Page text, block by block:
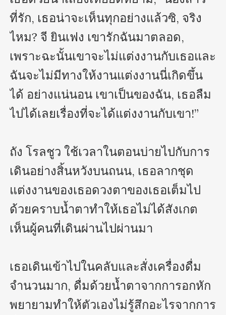
ที่รัก, เธอน่าจะเห็นทุกอย่างแล้วซิ, จริง
ไหม? จี ยินเฟง เขารักฉันมาตลอด,
เพราะฉะนั้นเขาจะไม่แต่งงานกับเธอและ
ฉันจะไม่มีทางให้งานแต่งงานนี่เกิดขึ้น
ได้ อย่างแน่นอน เขาเป็นของฉัน, เธอลืม
ไปได้เลยเรื่องที่จะได้แต่งงานกับเขา!”
ถัง โรลชูว ใช้เวลาในตอนบ่ายไปกับการ
เดินอย่างสิ้นหวังบนถนน, เธอลากชุด
แต่งงานของเธอดวงตาของเธอเต็มไป
ด้วยคราบน้ำตาทำให้เธอไม่ได้สังเกต
เห็นผู้คนที่เดินผ่านไปผ่านมา
เธอเดินเข้าไปในคลับและสั่งเครื่องดื่ม
จำนวนมาก, ดื่มด้วยน้ำตาจากการอกหัก
พยายามทำให้ตัวเองไม่รู้สึกอะไรจากการ